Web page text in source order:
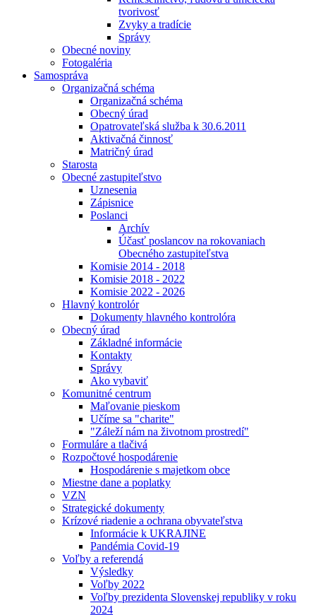
tvorivosť
Zvyky a tradície
Správy
Obecné noviny
Fotogaléria
Samospráva
Organizačná schéma
Organizačná schéma
Obecný úrad
Opatrovateľská služba k 30.6.2011
Aktivačná činnosť
Matričný úrad
Starosta
Obecné zastupiteľstvo
Uznesenia
Zápisnice
Poslanci
Archív
Účasť poslancov na rokovaniach
Obecného zastupiteľstva
Komisie 2014 - 2018
Komisie 2018 - 2022
Komisie 2022 - 2026
Hlavný kontrolór
Dokumenty hlavného kontrolóra
Obecný úrad
Základné informácie
Kontakty
Správy
Ako vybaviť
Komunitné centrum
Maľovanie pieskom
Učíme sa "charite"
"Záleží nám na životnom prostredí"
Formuláre a tlačivá
Rozpočtové hospodárenie
Hospodárenie s majetkom obce
Miestne dane a poplatky
VZN
Strategické dokumenty
Krízové riadenie a ochrana obyvateľstva
Informácie k UKRAJINE
Pandémia Covid-19
Voľby a referendá
Výsledky
Voľby 2022
Voľby prezidenta Slovenskej republiky v roku
2024